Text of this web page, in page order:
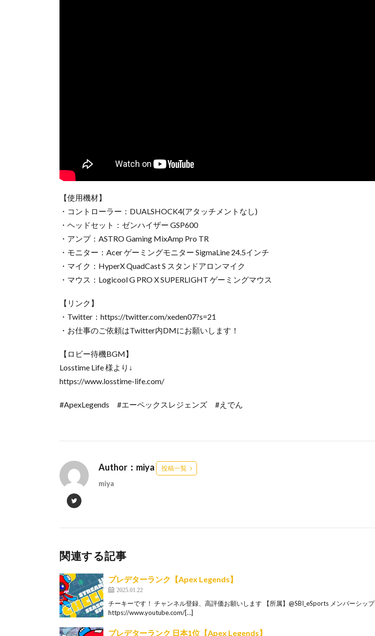
【使用機材】
・コントローラー：DUALSHOCK4(アタッチメントなし)
・ヘッドセット：ゼンハイザー GSP600
・アンプ：ASTRO Gaming MixAmp Pro TR
・モニター：Acer ゲーミングモニター SigmaLine 24.5インチ
・マイク：HyperX QuadCast S スタンドアロンマイク
・マウス：Logicool G PRO X SUPERLIGHT ゲーミングマウス
【リンク】
・Twitter：https://twitter.com/xeden07?s=21
・お仕事のご依頼はTwitter内DMにお願いします！
【ロビー待機BGM】
Losstime Life 様より↓
https://www.losstime-life.com/
#ApexLegends #エーペックスレジェンズ #えでん
Author：miya 投稿一覧
miya
関連する記事
プレデターランク【Apex Legends】
2025.01.22
チーキーです！ チャンネル登録、高評価お願いします 【所属】@SBI_eSports メンバーシップ
https://www.youtube.com/[…]
プレデターランク 日本1位【Apex Legends】